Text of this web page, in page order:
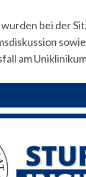
bei der
am